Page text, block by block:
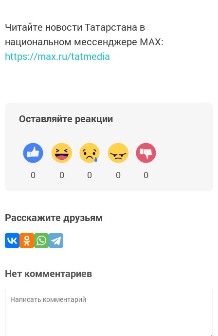
Читайте новости Татарстана в
национальном мессенджере MАХ:
https://max.ru/tatmedia
Оставляйте реакции
0 0 0 0 0
Расскажите друзьям
Нет комментариев